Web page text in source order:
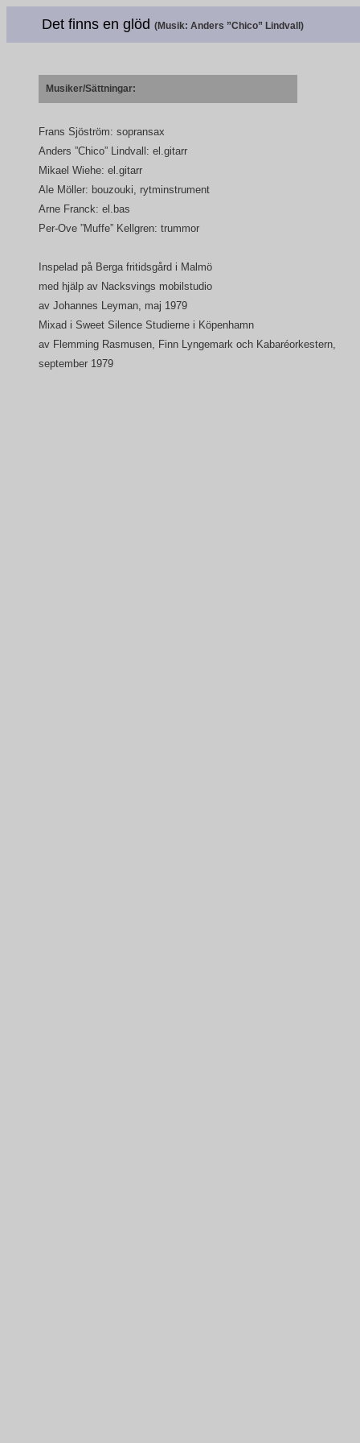
Det finns en glöd (Musik: Anders ”Chico” Lindvall)
Musiker/Sättningar:
Frans Sjöström: sopransax
Anders ”Chico” Lindvall: el.gitarr
Mikael Wiehe: el.gitarr
Ale Möller: bouzouki, rytminstrument
Arne Franck: el.bas
Per-Ove ”Muffe” Kellgren: trummor
Inspelad på Berga fritidsgård i Malmö
med hjälp av Nacksvings mobilstudio
av Johannes Leyman, maj 1979
Mixad i Sweet Silence Studierne i Köpenhamn
av Flemming Rasmusen, Finn Lyngemark och Kabaréorkestern,
september 1979